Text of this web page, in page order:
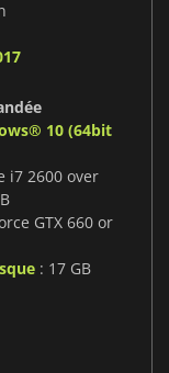
10 (64bit
i7 2600 over
GTX 660 or
: 17 GB